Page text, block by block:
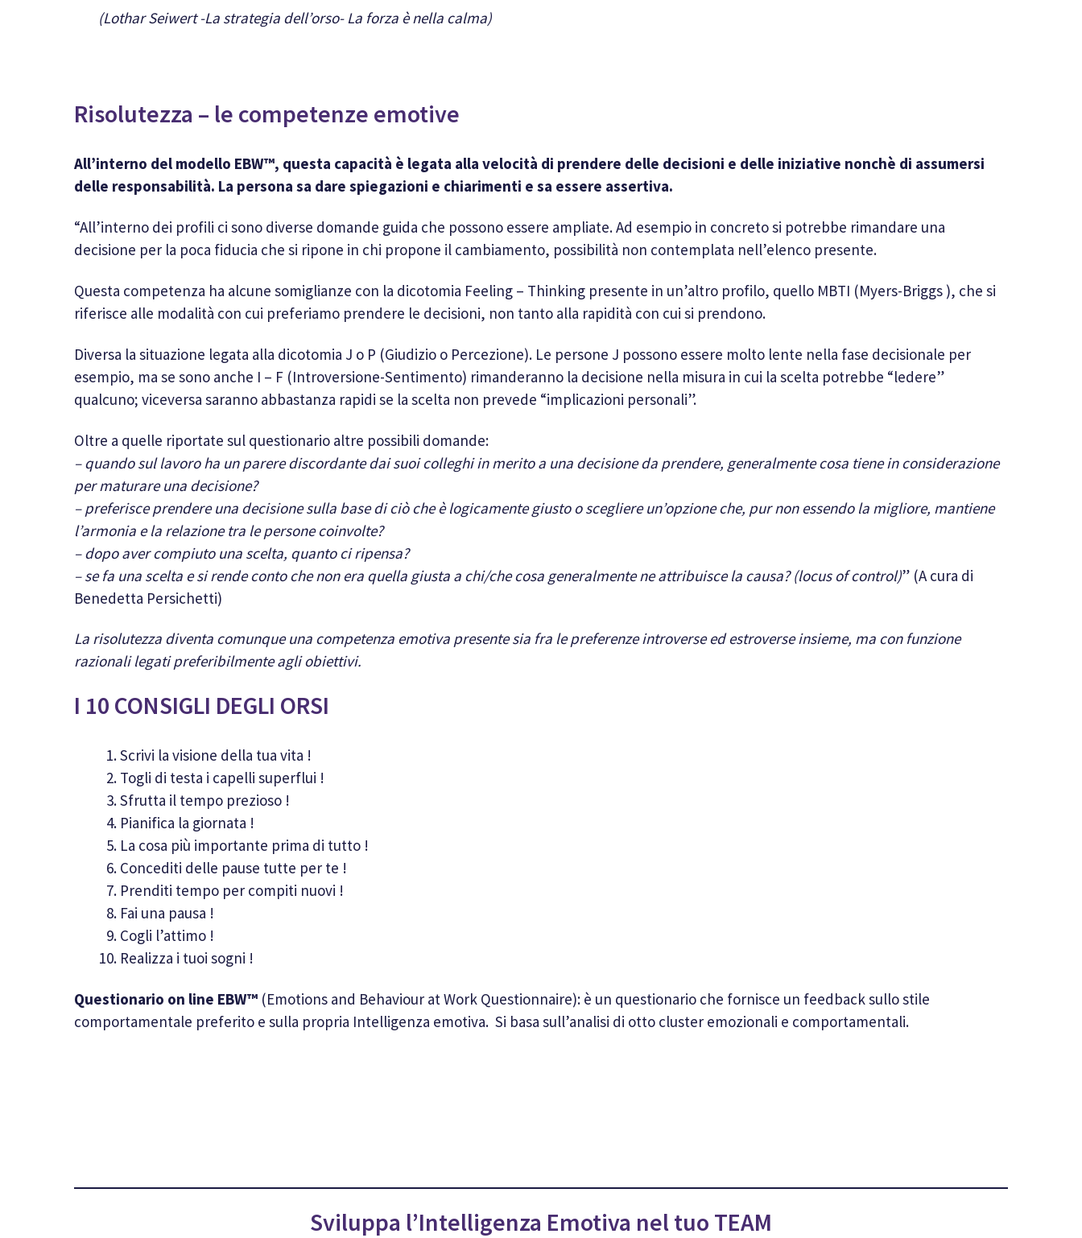
(Lothar Seiwert -La strategia dell’orso- La forza è nella calma)
Risolutezza – le competenze emotive
All’interno del modello EBW™, questa capacità è legata alla velocità di prendere delle decisioni e delle iniziative nonchè di assumersi
delle responsabilità. La persona sa dare spiegazioni e chiarimenti e sa essere assertiva.
“All’interno dei profili ci sono diverse domande guida che possono essere ampliate. Ad esempio in concreto si potrebbe rimandare una
decisione per la poca fiducia che si ripone in chi propone il cambiamento, possibilità non contemplata nell’elenco presente.
Questa competenza ha alcune somiglianze con la dicotomia Feeling – Thinking presente in un’altro profilo, quello MBTI (Myers-Briggs ), che si
riferisce alle modalità con cui preferiamo prendere le decisioni, non tanto alla rapidità con cui si prendono.
Diversa la situazione legata alla dicotomia J o P (Giudizio o Percezione). Le persone J possono essere molto lente nella fase decisionale per
esempio, ma se sono anche I – F (Introversione-Sentimento) rimanderanno la decisione nella misura in cui la scelta potrebbe “ledere”
qualcuno; viceversa saranno abbastanza rapidi se la scelta non prevede “implicazioni personali”.
Oltre a quelle riportate sul questionario altre possibili domande:
– quando sul lavoro ha un parere discordante dai suoi colleghi in merito a una decisione da prendere, generalmente cosa tiene in considerazione
per maturare una decisione?
– preferisce prendere una decisione sulla base di ciò che è logicamente giusto o scegliere un’opzione che, pur non essendo la migliore, mantiene
l’armonia e la relazione tra le persone coinvolte?
– dopo aver compiuto una scelta, quanto ci ripensa?
– se fa una scelta e si rende conto che non era quella giusta a chi/che cosa generalmente ne attribuisce la causa? (locus of control)” (A cura di
Benedetta Persichetti)
La risolutezza diventa comunque una competenza emotiva presente sia fra le preferenze introverse ed estroverse insieme, ma con funzione
razionali legati preferibilmente agli obiettivi.
I 10 CONSIGLI DEGLI ORSI
Scrivi la visione della tua vita !
Togli di testa i capelli superflui !
Sfrutta il tempo prezioso !
Pianifica la giornata !
La cosa più importante prima di tutto !
Concediti delle pause tutte per te !
Prenditi tempo per compiti nuovi !
Fai una pausa !
Cogli l’attimo !
Realizza i tuoi sogni !
Questionario on line EBW™ (Emotions and Behaviour at Work Questionnaire): è un questionario che fornisce un feedback sullo stile
comportamentale preferito e sulla propria Intelligenza emotiva. Si basa sull’analisi di otto cluster emozionali e comportamentali.
Sviluppa l’Intelligenza Emotiva nel tuo TEAM